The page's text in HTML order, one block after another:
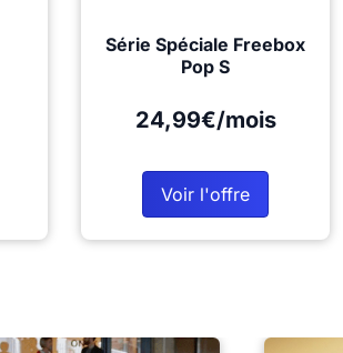
Série Spéciale Freebox
Pop S
24,99€/mois
Voir l'offre